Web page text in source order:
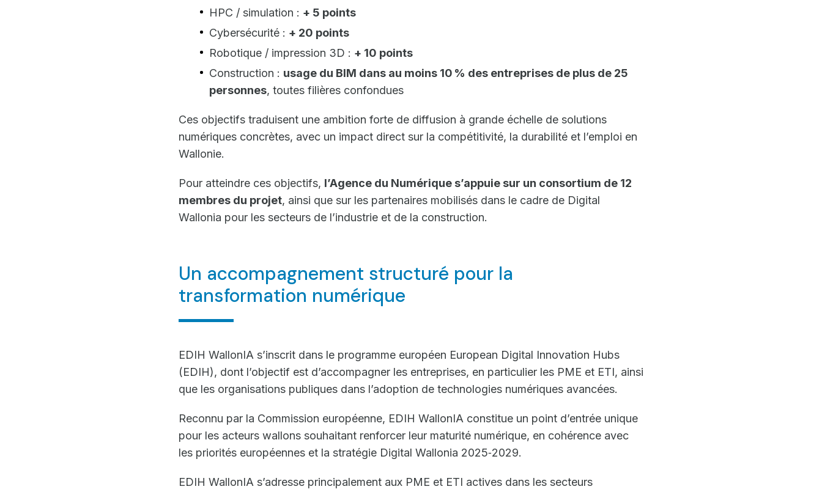
HPC / simulation : + 5 points
Cybersécurité : + 20 points
Robotique / impression 3D : + 10 points
Construction : usage du BIM dans au moins 10 % des entreprises de plus de 25
personnes, toutes filières confondues
Ces objectifs traduisent une ambition forte de diffusion à grande échelle de solutions
numériques concrètes, avec un impact direct sur la compétitivité, la durabilité et l’emploi en
Wallonie.
Pour atteindre ces objectifs, l’Agence du Numérique s’appuie sur un consortium de 12
membres du projet, ainsi que sur les partenaires mobilisés dans le cadre de Digital
Wallonia pour les secteurs de l’industrie et de la construction.
Un accompagnement structuré pour la
transformation numérique
EDIH WallonIA s’inscrit dans le programme européen European Digital Innovation Hubs
(EDIH), dont l’objectif est d’accompagner les entreprises, en particulier les PME et ETI, ainsi
que les organisations publiques dans l’adoption de technologies numériques avancées.
Reconnu par la Commission européenne, EDIH WallonIA constitue un point d’entrée unique
pour les acteurs wallons souhaitant renforcer leur maturité numérique, en cohérence avec
les priorités européennes et la stratégie Digital Wallonia 2025‑2029.
EDIH WallonIA s’adresse principalement aux PME et ETI actives dans les secteurs